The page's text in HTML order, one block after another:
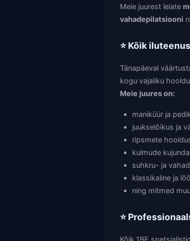
Meie juurest leiate
vahadepilatsiooni
⭐ Kõik
Tänapäeval
kogu vajaliku
Meie juures on:
maniküür ja
juukselõikus ja
ripsmete
kulmude
suhkru- ja
klassikaline ja
ning mitmed
⭐
Kõik 1BE